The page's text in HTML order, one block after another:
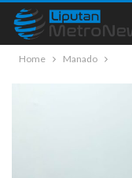
Home Manado